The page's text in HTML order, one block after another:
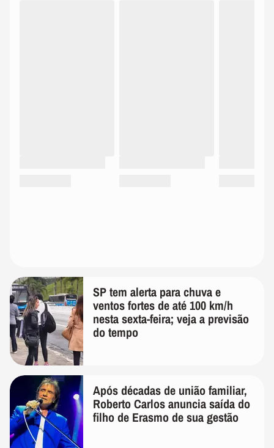
SP tem alerta para chuva e
ventos fortes de até 100 km/h
nesta sexta-feira; veja a previsão
do tempo
Após décadas de união familiar,
Roberto Carlos anuncia saída do
filho de Erasmo de sua gestão